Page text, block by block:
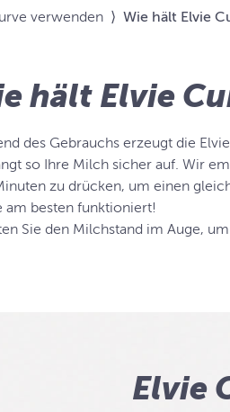
verwenden ⟩ Wie hält Elvie
hält Elvie
des Gebrauchs erzeugt die
so Ihre Milch sicher auf. Wir
zu drücken, um einen
am besten funktioniert!
Sie den Milchstand im Auge,
Elvie